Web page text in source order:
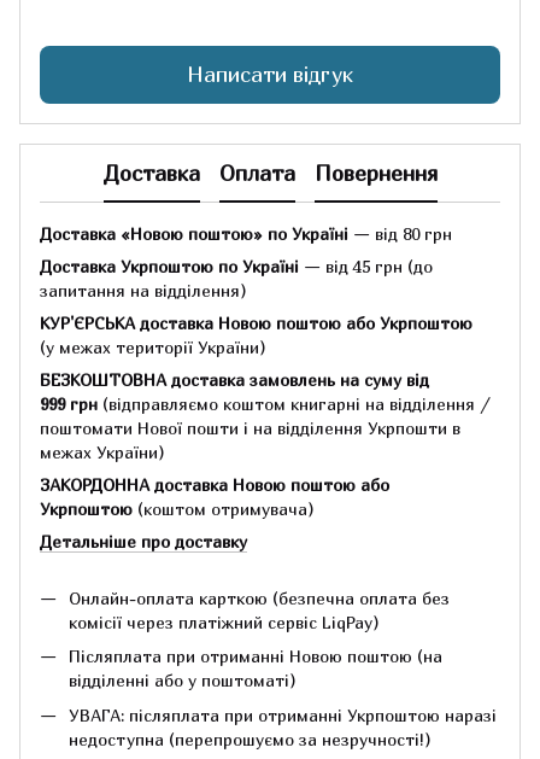
Написати відгук
Доставка Оплата Повернення
Доставка «Новою поштою» по Україні — від 80 грн
Доставка Укрпоштою по Україні — від 45 грн (до
запитання на відділення)
КУР'ЄРСЬКА доставка Новою поштою або Укрпоштою
(у межах території України)
БЕЗКОШТОВНА доставка замовлень на суму від
999 грн (відправляємо коштом книгарні на відділення /
поштомати Нової пошти і на відділення Укрпошти в
межах України)
ЗАКОРДОННА доставка Новою поштою або
Укрпоштою (коштом отримувача)
Детальніше про доставку
Онлайн-оплата карткою (безпечна оплата без
комісії через платіжний сервіс LiqPay)
Післяплата при отриманні Новою поштою (на
відділенні або у поштоматі)
УВАГА: післяплата при отриманні Укрпоштою наразі
недоступна (перепрошуємо за незручності!)